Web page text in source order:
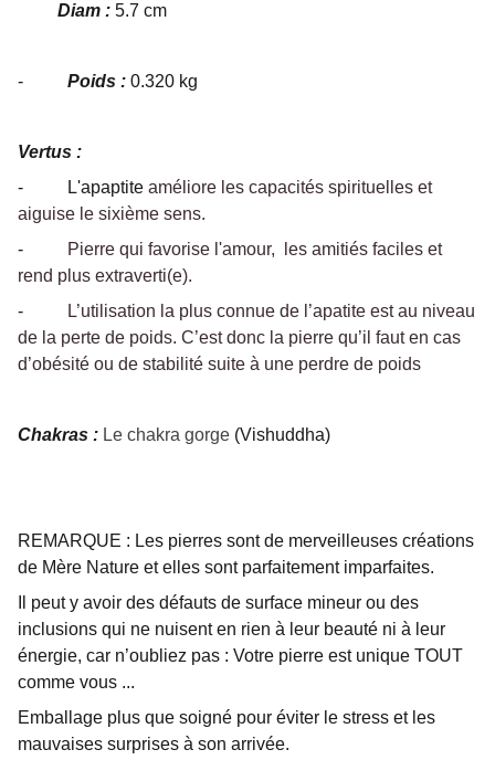
Diam : 5.7 cm
- Poids : 0.320 kg
Vertus :
- L'apaptite améliore les capacités spirituelles et
aiguise le sixième sens.
-
Pierre qui favorise l'amour, les amitiés faciles et
rend plus extraverti(e).
-
L’utilisation la plus connue de l’apatite est au niveau
de la perte de poids. C’est donc la pierre qu’il faut en cas
d’obésité ou de stabilité suite à une perdre de poids
Chakras : Le chakra gorge (Vishuddha)
REMARQUE : Les pierres sont de merveilleuses créations
de Mère Nature et elles sont parfaitement imparfaites.
Il peut y avoir des défauts de surface mineur ou des
inclusions qui ne nuisent en rien à leur beauté ni à leur
énergie, car n’oubliez pas : Votre pierre est unique TOUT
comme vous ...
Emballage plus que soigné pour éviter le stress et les
mauvaises surprises à son arrivée.